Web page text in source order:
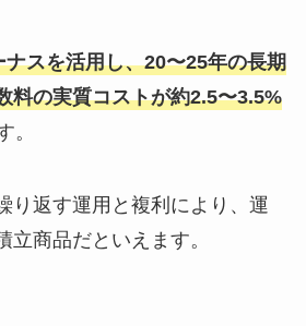
ナスを活用し、20〜25年の長期
料の実質コストが約2.5〜3.5%
。
り返す運用と複利により、運
立商品だといえます。